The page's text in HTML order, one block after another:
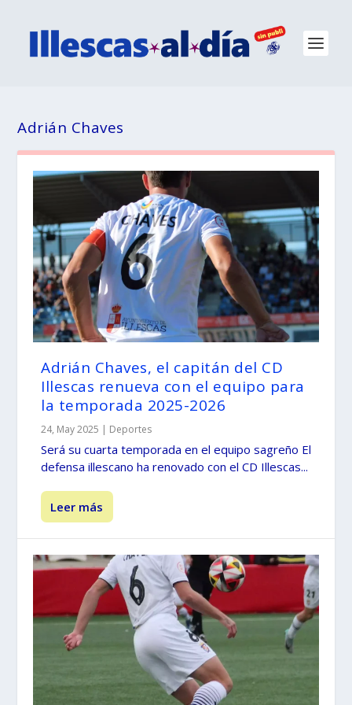
Adrián Chaves
Adrián Chaves, el capitán del CD
Illescas renueva con el equipo para
la temporada 2025-2026
24, May 2025 | Deportes
Será su cuarta temporada en el equipo sagreño El
defensa illescano ha renovado con el CD Illescas...
Leer más